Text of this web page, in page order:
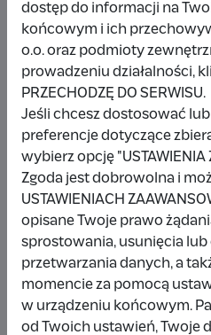
Wpłacający/a
Wpłata anonimowa
10 zł
Damianbloque
1 zł
Wpłata anonimowa
10 zł
dostęp do informacji na
końcowym i ich
o.o. oraz podmioty
prowadzeniu działalności,
PRZECHODZĘ DO SERWISU.
Jeśli chcesz dostosować
preferencje dotyczące
wybierz opcję "USTAWIENIA
Zgoda jest dobrowolna i
USTAWIENIACH
opisane Twoje prawo
sprostowania, usunięcia lub
przetwarzania danych, a
momencie za pomocą
w urządzeniu końcowym.
od Twoich ustawień, Twoje